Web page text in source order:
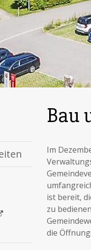
Bau
Im
ist bereit,
zu
die